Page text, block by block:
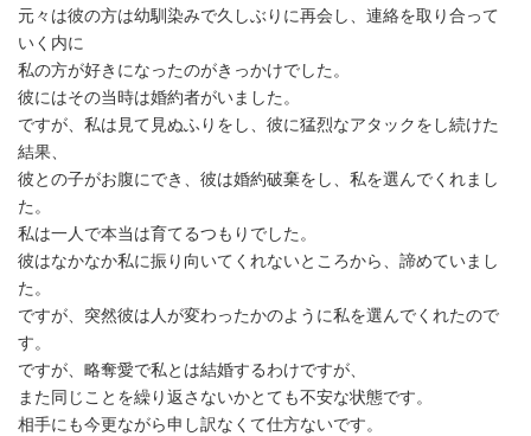
元々は彼の方は幼馴染みで久しぶりに再会し、連絡を取り合って
いく内に
私の方が好きになったのがきっかけでした。
彼にはその当時は婚約者がいました。
ですが、私は見て見ぬふりをし、彼に猛烈なアタックをし続けた
結果、
彼との子がお腹にでき、彼は婚約破棄をし、私を選んでくれまし
た。
私は一人で本当は育てるつもりでした。
彼はなかなか私に振り向いてくれないところから、諦めていまし
た。
ですが、突然彼は人が変わったかのように私を選んでくれたので
す。
ですが、略奪愛で私とは結婚するわけですが、
また同じことを繰り返さないかとても不安な状態です。
相手にも今更ながら申し訳なくて仕方ないです。